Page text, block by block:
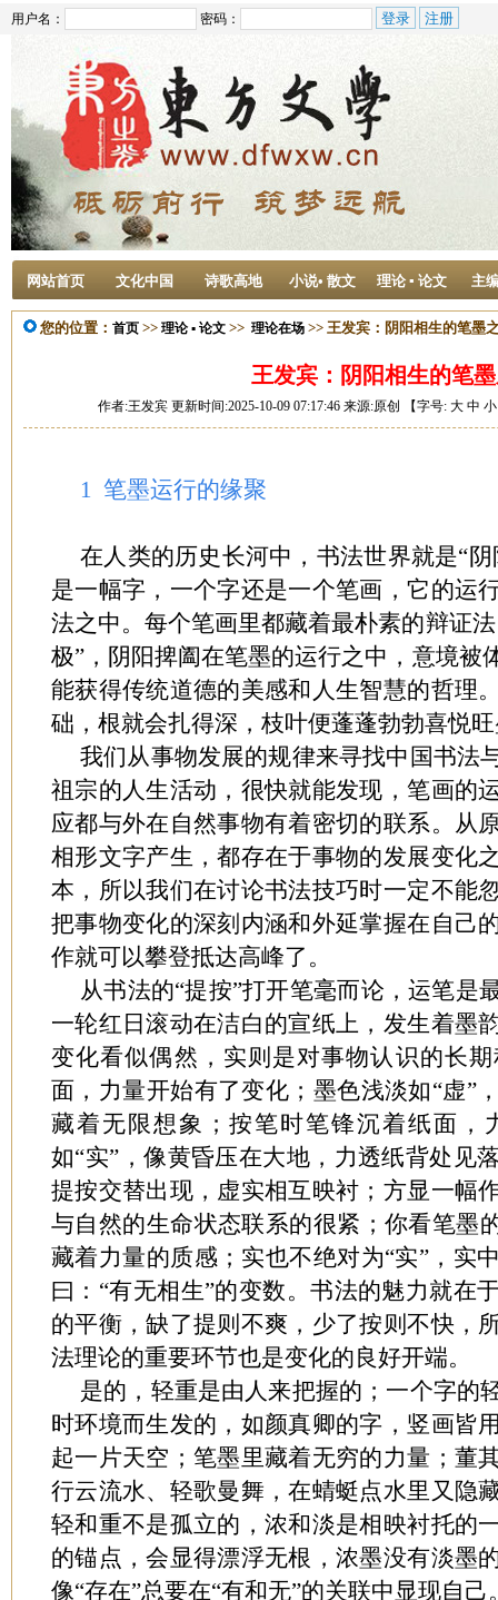
用户名： 密码：
网站首页 文化中国 诗歌高地 小说• 散文 理论 ▪ 论文 主
您的位置： 首页 >> 理论 ▪ 论文 >> 理论在场 >> 王发宾：阴阳相生的笔墨
王发宾：阴阳相生的笔
作者:王发宾 更新时间:2025-10-09 07:17:46 来源:原创 【字号: 大 中 小
1 笔墨运行的缘聚
在人类的历史长河中，书法世界就是“
是一幅字，一个字还是一个笔画，它的运
法之中。每个笔画里都藏着最朴素的辩证
极”，阴阳捭阖在笔墨的运行之中，意境被
能获得传统道德的美感和人生智慧的哲理
础，根就会扎得深，枝叶便蓬蓬勃勃喜悦
我们从事物发展的规律来寻找中国书法
祖宗的人生活动，很快就能发现，笔画的
应都与外在自然事物有着密切的联系。从
相形文字产生，都存在于事物的发展变化
本，所以我们在讨论书法技巧时一定不能
把事物变化的深刻内涵和外延掌握在自己
作就可以攀登抵达高峰了。
从书法的“提按”打开笔毫而论，运笔是
一轮红日滚动在洁白的宣纸上，发生着墨
变化看似偶然，实则是对事物认识的长
面，力量开始有了变化；墨色浅淡如“虚”
藏着无限想象；按笔时笔锋沉着纸面，
如“实”，像黄昏压在大地，力透纸背处见
提按交替出现，虚实相互映衬；方显一幅
与自然的生命状态联系的很紧；你看笔墨
藏着力量的质感；实也不绝对为“实”，实
曰：“有无相生”的变数。书法的魅力就在
的平衡，缺了提则不爽，少了按则不快，
法理论的重要环节也是变化的良好开端。
是的，轻重是由人来把握的；一个字的
时环境而生发的，如颜真卿的字，竖画皆
起一片天空；笔墨里藏着无穷的力量；董
行云流水、轻歌曼舞，在蜻蜓点水里又隐
轻和重不是孤立的，浓和淡是相映衬托的
的锚点，会显得漂浮无根，浓墨没有淡墨
像“存在”总要在“有和无”的关联中显现自己